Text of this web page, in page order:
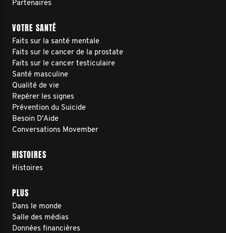
Partenaires
VOTRE SANTÉ
Faits sur la santé mentale
Faits sur le cancer de la prostate
Faits sur le cancer testiculaire
Santé masculine
Qualité de vie
Repérer les signes
Prévention du Suicide
Besoin D'Aide
Conversations Movember
HISTOIRES
Histoires
PLUS
Dans le monde
Salle des médias
Données financières